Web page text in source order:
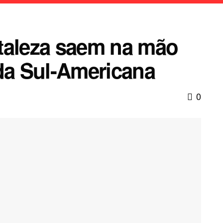
saem na mão
Sul-Americana
0